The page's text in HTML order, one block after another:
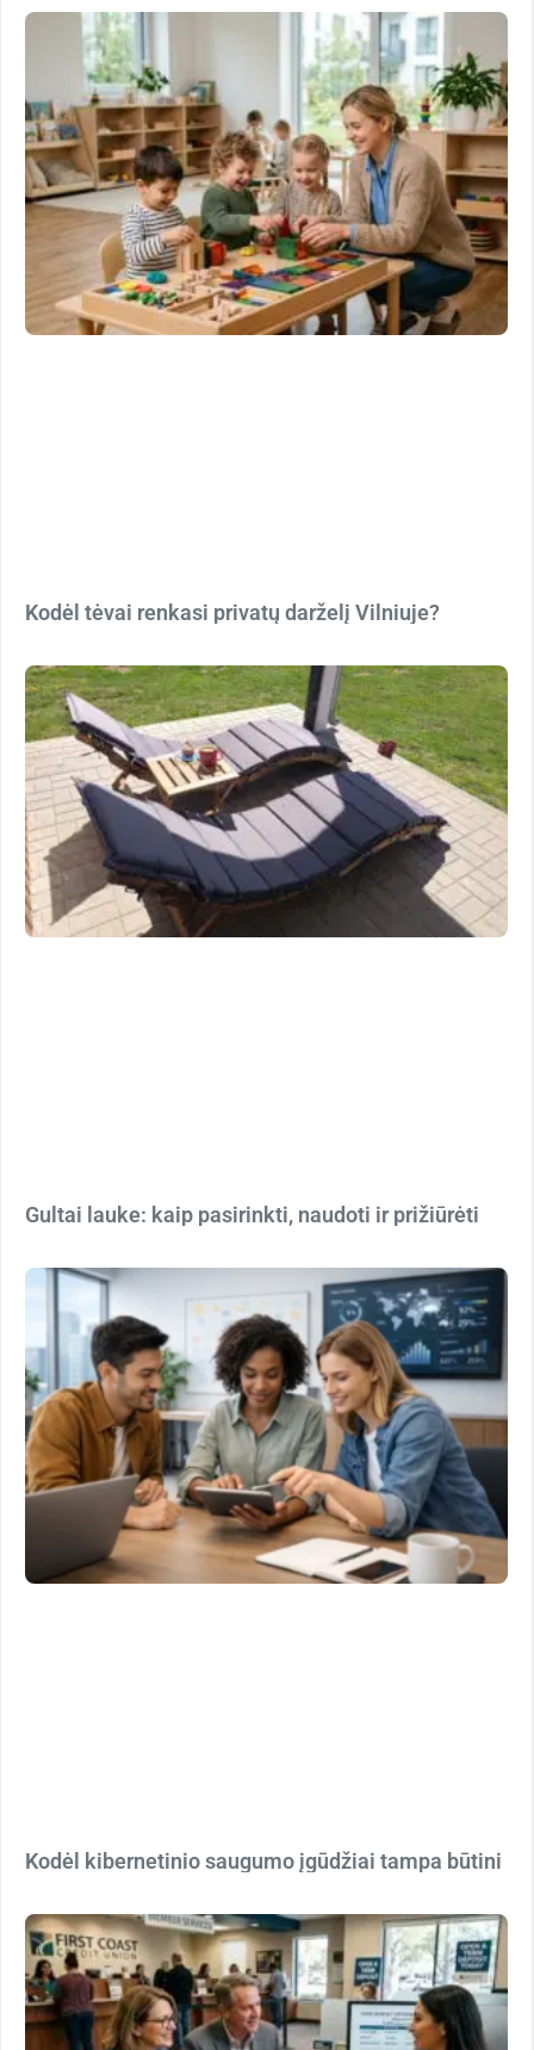
Kodėl tėvai renkasi privatų darželį Vilniuje?
Gultai lauke: kaip pasirinkti, naudoti ir prižiūrėti
Kodėl kibernetinio saugumo įgūdžiai tampa būtini